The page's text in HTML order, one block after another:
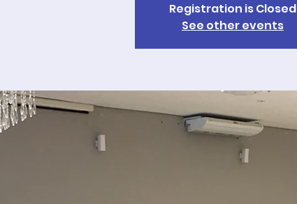
Registration is Closed
See other events